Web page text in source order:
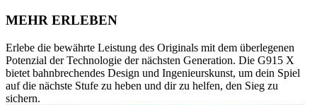
MEHR ERLEBEN
Erlebe die bewährte Leistung des Originals mit dem überlegenen
Potenzial der Technologie der nächsten Generation. Die G915 X
bietet bahnbrechendes Design und Ingenieurskunst, um dein Spiel
auf die nächste Stufe zu heben und dir zu helfen, den Sieg zu
sichern.